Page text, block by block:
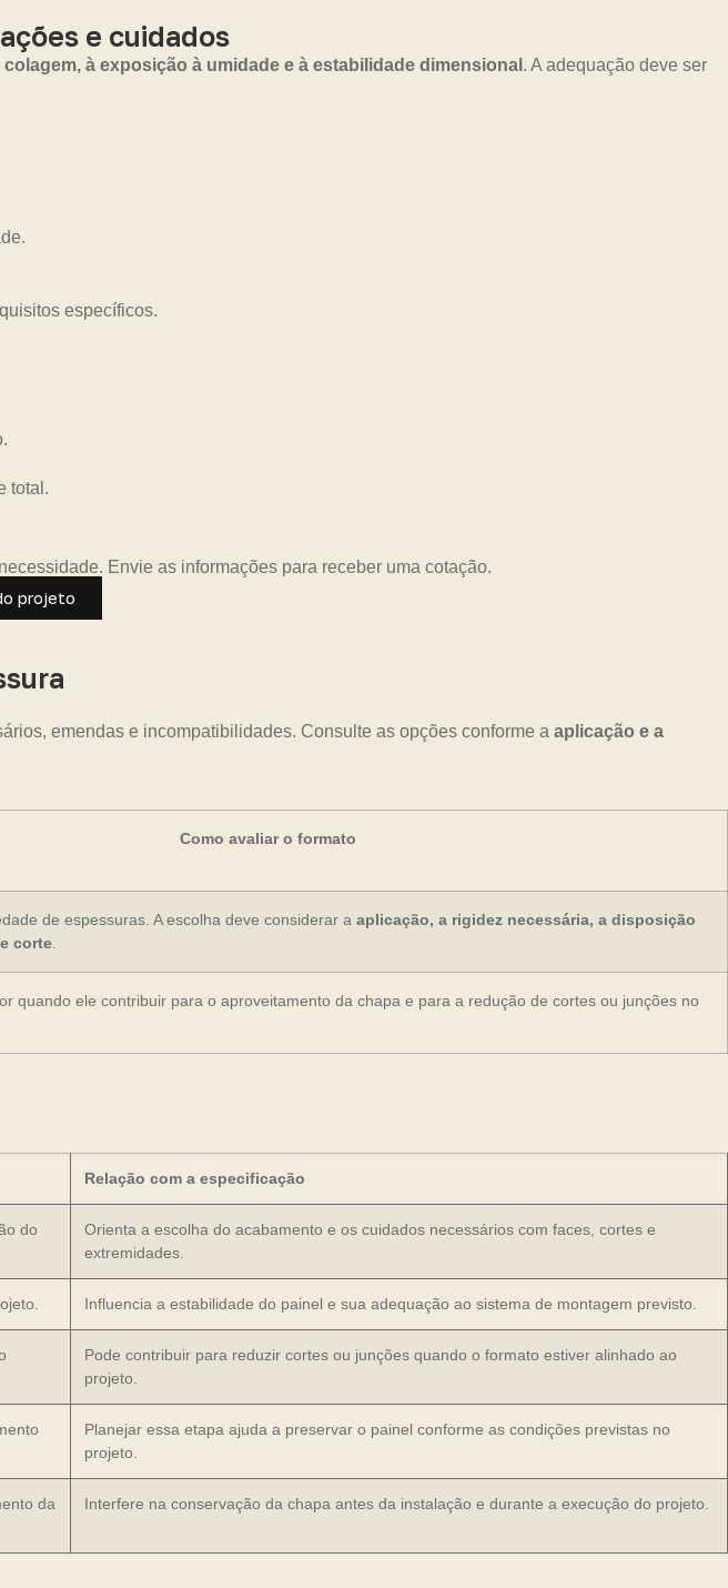
e cuidados
colagem, à exposição à umidade e à estabilidade dimensional . A adequação deve ser
específicos.
total.
Envie as informações para receber uma cotação.
projeto
emendas e incompatibilidades. Consulte as opções conforme a aplicação e a
Como avaliar o formato
de espessuras. A escolha deve considerar a aplicação, a rigidez necessária, a disposição
corte
quando ele contribuir para o aproveitamento da chapa e para a redução de cortes ou junções no
Relação com a especificação
do
Orienta a escolha do acabamento e os cuidados necessários com faces, cortes e
extremidades.
Influencia a estabilidade do painel e sua adequação ao sistema de montagem previsto.
Pode contribuir para reduzir cortes ou junções quando o formato estiver alinhado ao
projeto.
Planejar essa etapa ajuda a preservar o painel conforme as condições previstas no
projeto.
da
Interfere na conservação da chapa antes da instalação e durante a execução do projeto.